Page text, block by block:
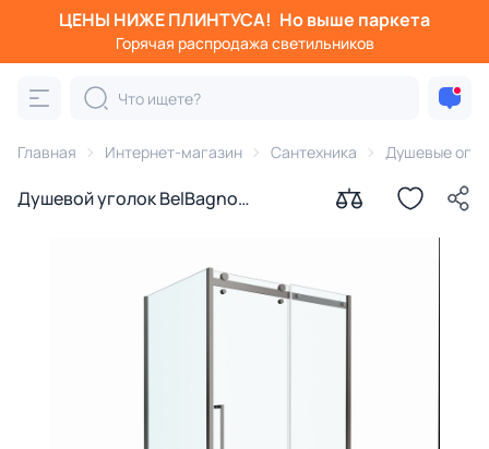
ЦЕНЫ НИЖЕ ПЛИНТУСА! Но выше паркета
Горячая распродажа светильников
Главная Интернет-магазин Сантехника Душевые
Душевой уголок BelBagno
прозрачное 120x90